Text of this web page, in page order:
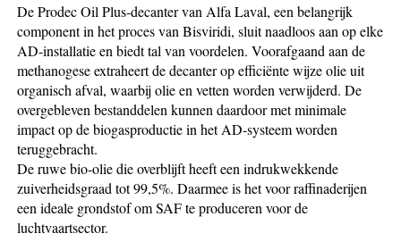
De Prodec Oil Plus-decanter van Alfa Laval, een belangrijk
component in het proces van Bisviridi, sluit naadloos aan op elke
AD-installatie en biedt tal van voordelen. Voorafgaand aan de
methanogese extraheert de decanter op efficiënte wijze olie uit
organisch afval, waarbij olie en vetten worden verwijderd. De
overgebleven bestanddelen kunnen daardoor met minimale
impact op de biogasproductie in het AD-systeem worden
teruggebracht.
De ruwe bio-olie die overblijft heeft een indrukwekkende
zuiverheidsgraad tot 99,5%. Daarmee is het voor raffinaderijen
een ideale grondstof om SAF te produceren voor de
luchtvaartsector.